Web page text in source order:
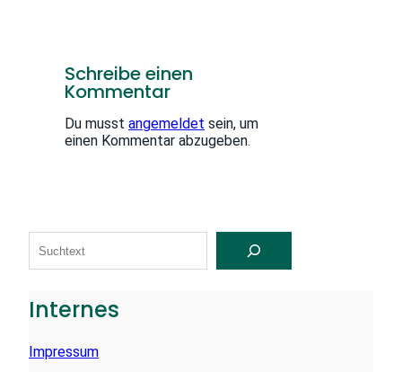
Schreibe einen
Kommentar
Du musst angemeldet sein, um
einen Kommentar abzugeben.
C
Internes
Impressum